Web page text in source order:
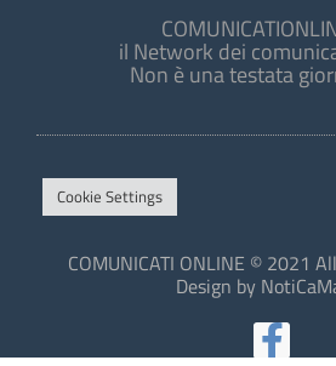
il Network dei
Non è una testata
Cookie Settings
COMUNICATI ONLINE © 2021
Design by